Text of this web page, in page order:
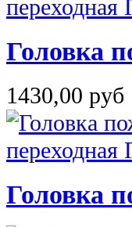
Головка
1430,00 руб
Головка